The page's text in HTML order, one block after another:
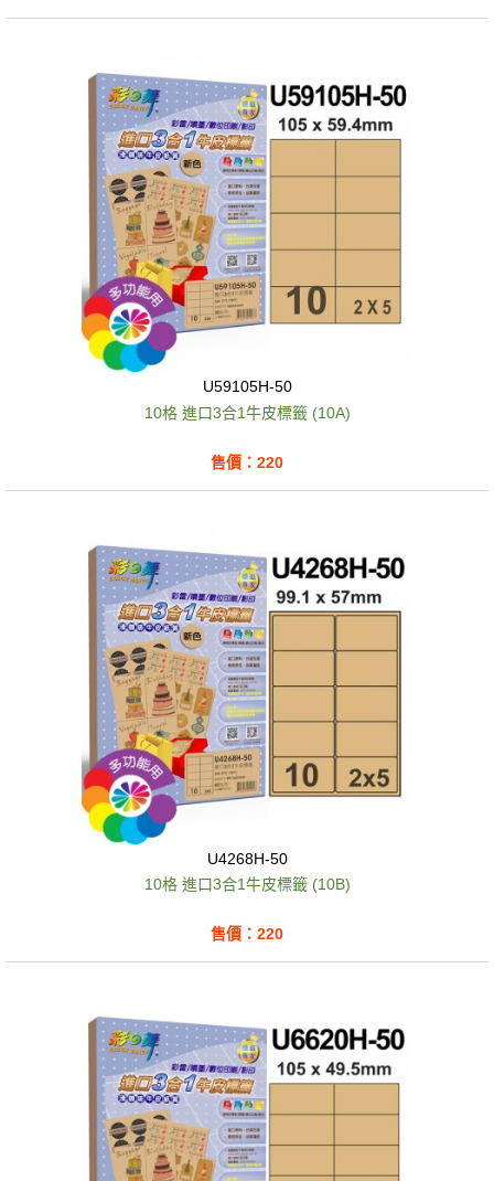
U59105H-50
10格 進口3合1牛皮標籤 (10A)
售價：220
U4268H-50
10格 進口3合1牛皮標籤 (10B)
售價：220